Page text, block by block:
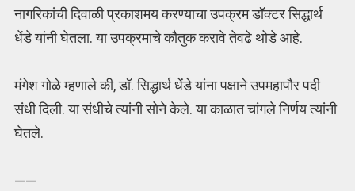
नागरिकांची दिवाळी प्रकाशमय करण्याचा उपक्रम डॉक्टर सिद्धार्थ
धेंडे यांनी घेतला. या उपक्रमाचे कौतुक करावे तेवढे थोडे आहे.
मंगेश गोळे म्हणाले की, डॉ. सिद्धार्थ धेंडे यांना पक्षाने उपमहापौर पदी
संधी दिली. या संधीचे त्यांनी सोने केले. या काळात चांगले निर्णय त्यांनी
घेतले.
——